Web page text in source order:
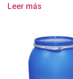
Leer más